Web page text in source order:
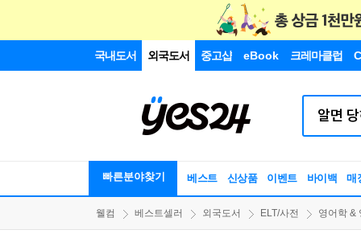
국내도서 외국도서 중고샵 eBook 크레마클럽
빠른분야찾기 베스트 신상품 이벤트 바이백 매
웰컴 베스트셀러 외국도서 ELT/사전 영어학 &